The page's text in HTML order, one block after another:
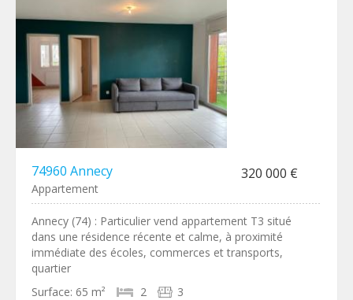
74960 Annecy 320 000 €
Appartement
Annecy (74) : Particulier vend appartement T3 situé
dans une résidence récente et calme, à proximité
immédiate des écoles, commerces et transports,
quartier
Surface: 65 m² 2 3